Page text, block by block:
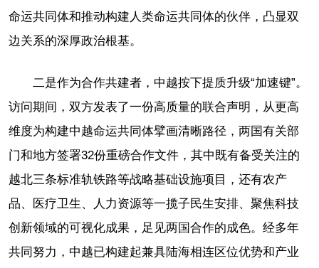
命运共同体和推动构建人类命运共同体的伙伴，凸显双
边关系的深厚政治根基。
二是作为合作共建者，中越按下提质升级“加速键”。
访问期间，双方发表了一份高质量的联合声明，从更高
维度为构建中越命运共同体擘画清晰路径，两国有关部
门和地方签署32份重磅合作文件，其中既有备受关注的
越北三条标准轨铁路等战略基础设施项目，还有农产
品、医疗卫生、人力资源等一揽子民生安排、聚焦科技
创新领域的可视化成果，足见两国合作的成色。经多年
共同努力，中越已构建起兼具陆海相连区位优势和产业